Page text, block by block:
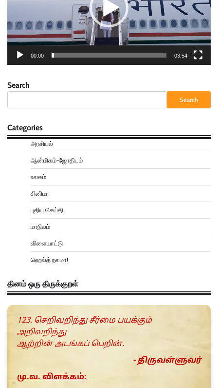
00:00 03:54
Search
Search
Categories
அரசியல்
ஆன்மிகம்-ஜோதிடம்
உலகம்
சினிமா
புதிய செய்தி
மாநிலம்
விளையாட்டு
ஹெல்த் நலமா!
தினம் ஒரு திருக்குறள்
123. செறிவறிந்து சீர்மை பயக்கும்
அறிவறிந்து
ஆற்றின் அடங்கப் பெறின்.
- திருவள்ளுவர்
மு.வ. விளக்கம்: